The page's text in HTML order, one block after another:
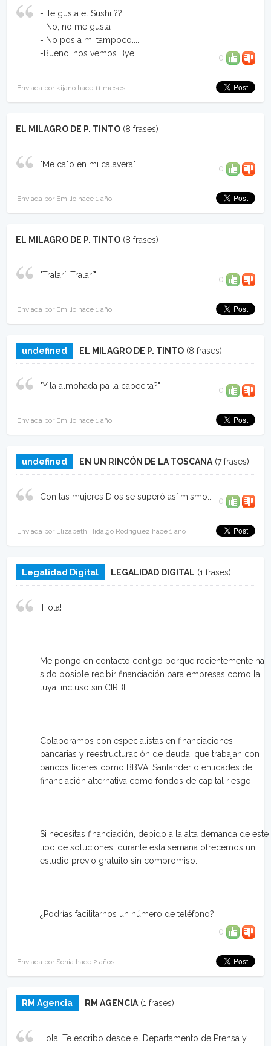
- Te gusta el Sushi ??
- No, no me gusta
- No pos a mi tampoco....
-Bueno, nos vemos Bye....
0
Enviada por kijano hace 11 meses
EL MILAGRO DE P. TINTO (8 frases)
"Me ca*o en mi calavera" 0
Enviada por Emilio hace 1 año
EL MILAGRO DE P. TINTO (8 frases)
"Tralarí, Tralarí" 0
Enviada por Emilio hace 1 año
undefined EL MILAGRO DE P. TINTO (8 frases)
"Y la almohada pa la cabecita?" 0
Enviada por Emilio hace 1 año
undefined EN UN RINCÓN DE LA TOSCANA (7 frases)
Con las mujeres Dios se superó así mismo... 0
Enviada por Elizabeth Hidalgo Rodriguez hace 1 año
Legalidad Digital LEGALIDAD DIGITAL (1 frases)
¡Hola!
Me pongo en contacto contigo porque recientemente ha
sido posible recibir financiación para empresas como la
tuya, incluso sin CIRBE.
Colaboramos con especialistas en financiaciones
bancarias y reestructuración de deuda, que trabajan con
bancos líderes como BBVA, Santander o entidades de
financiación alternativa como fondos de capital riesgo.
Si necesitas financiación, debido a la alta demanda de este
tipo de soluciones, durante esta semana ofrecemos un
estudio previo gratuito sin compromiso.
¿Podrías facilitarnos un número de teléfono?
0
Enviada por Sonia hace 2 años
RM Agencia RM AGENCIA (1 frases)
Hola! Te escribo desde el Departamento de Prensa y